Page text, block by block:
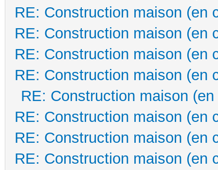
RE: Construction maison (en
RE: Construction maison (en
RE: Construction maison (en
RE: Construction maison (en
RE: Construction maison
RE: Construction maison (en
RE: Construction maison (en
RE: Construction maison (en